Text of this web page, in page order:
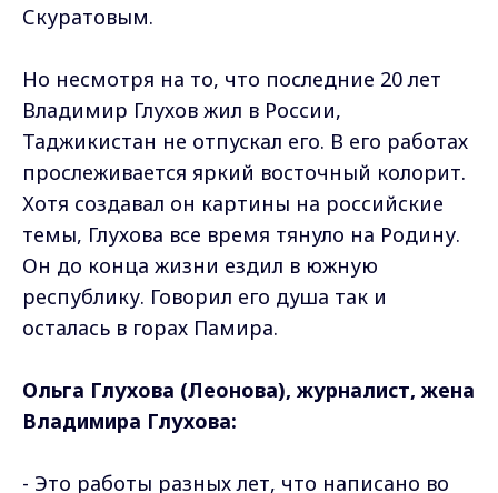
Скуратовым.
Но несмотря на то, что последние 20 лет
Владимир Глухов жил в России,
Таджикистан не отпускал его. В его работах
прослеживается яркий восточный колорит.
Хотя создавал он картины на российские
темы, Глухова все время тянуло на Родину.
Он до конца жизни ездил в южную
республику. Говорил его душа так и
осталась в горах Памира.
Ольга Глухова (Леонова), журналист, жена
Владимира Глухова:
- Это работы разных лет, что написано во